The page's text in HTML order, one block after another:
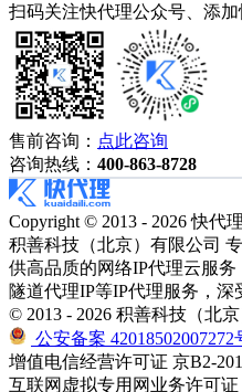
扫码关注快代理公众号、添
售前咨询： 点此咨询
咨询热线： 400-863-8728
Copyright © 2013 - 2026 快代
积善科技（北京）有限公司
供高品质的网络IP代理云服务
隧道代理IP等IP代理服务，深
© 2013 - 2026 积善科技（北
公安备案 42018502007272
增值电信经营许可证 京B2-
互联网虚拟专用网业务许可证